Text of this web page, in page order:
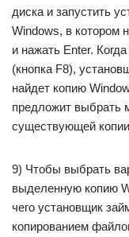
диска и запустить
Windows, в котором
и нажать Enter.
(кнопка F8),
найдет копию
предложит выбрать
существующей
9) Чтобы выбрать
выделенную копию
чего установщик
копированием